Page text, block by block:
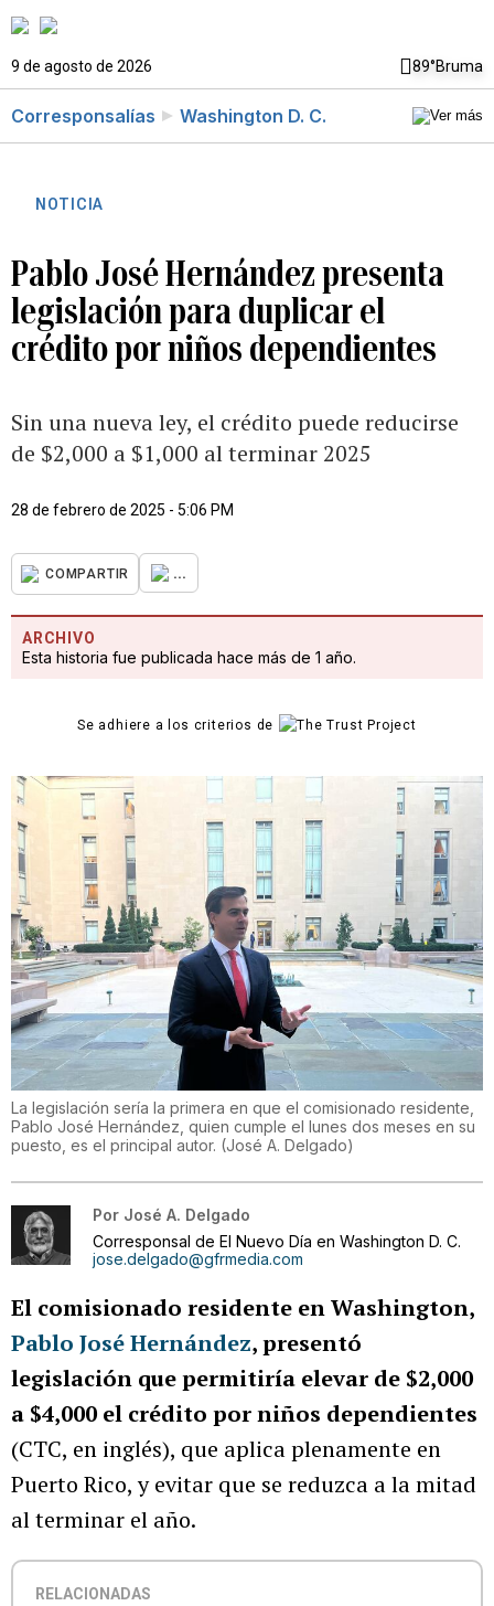
9 de agosto de 2026 89°Bruma
Corresponsalías Washington D. C.
NOTICIA
Pablo José Hernández presenta
legislación para duplicar el
crédito por niños dependientes
Sin una nueva ley, el crédito puede reducirse
de $2,000 a $1,000 al terminar 2025
28 de febrero de 2025 - 5:06 PM
COMPARTIR ...
ARCHIVO
Esta historia fue publicada hace más de 1 año.
Se adhiere a los criterios de
La legislación sería la primera en que el comisionado residente,
Pablo José Hernández, quien cumple el lunes dos meses en su
puesto, es el principal autor. (José A. Delgado)
Por José A. Delgado
Corresponsal de El Nuevo Día en Washington D. C.
jose.delgado@gfrmedia.com
El comisionado residente en Washington,
Pablo José Hernández, presentó
legislación que permitiría elevar de $2,000
a $4,000 el crédito por niños dependientes
(CTC, en inglés), que aplica plenamente en
Puerto Rico, y evitar que se reduzca a la mitad
al terminar el año.
RELACIONADAS